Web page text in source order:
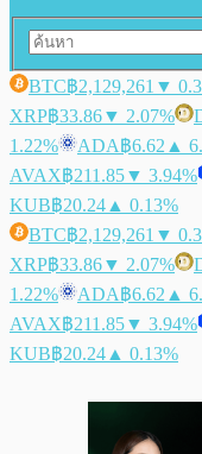
BTC฿2,129,261 ▼
XRP฿33.86▼ 2.07%
1.22%
ADA฿6.62 ▲
AVAX฿211.85▼ 3.94%
KUB฿20.24 ▲ 0.13%
BTC฿2,129,261 ▼
XRP฿33.86▼ 2.07%
1.22%
ADA฿6.62 ▲
AVAX฿211.85▼ 3.94%
KUB฿20.24 ▲ 0.13%